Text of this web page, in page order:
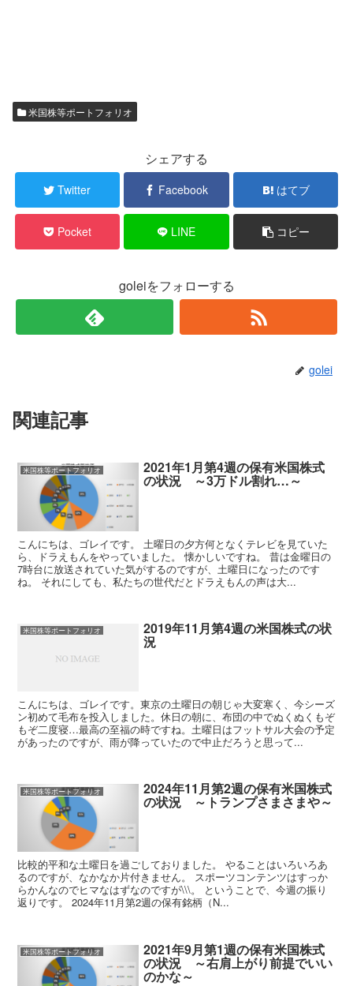
米国株等ポートフォリオ
シェアする
Twitter Facebook はてブ
Pocket LINE コピー
goleiをフォローする
golei
関連記事
米国株等ポートフォリオ 2021年1月第4週の保有米国株式
の状況 ～3万ドル割れ…～
こんにちは、ゴレイです。 土曜日の夕方何となくテレビを見ていた
ら、ドラえもんをやっていました。 懐かしいですね。 昔は金曜日の
7時台に放送されていた気がするのですが、土曜日になったのです
ね。 それにしても、私たちの世代だとドラえもんの声は大...
米国株等ポートフォリオ 2019年11月第4週の米国株式の状
況
こんにちは、ゴレイです。東京の土曜日の朝じゃ大変寒く、今シーズ
ン初めて毛布を投入しました。休日の朝に、布団の中でぬくぬくもぞ
もぞ二度寝…最高の至福の時ですね。土曜日はフットサル大会の予定
があったのですが、雨が降っていたので中止だろうと思って...
米国株等ポートフォリオ 2024年11月第2週の保有米国株式
の状況 ～トランプさまさまや～
比較的平和な土曜日を過ごしておりました。 やることはいろいろあ
るのですが、なかなか片付きません。 スポーツコンテンツはすっか
らかんなのでヒマなはずなのですが\\\。 ということで、今週の振り
返りです。 2024年11月第2週の保有銘柄（N...
米国株等ポートフォリオ 2021年9月第1週の保有米国株式
の状況 ～右肩上がり前提でいい
のかな～